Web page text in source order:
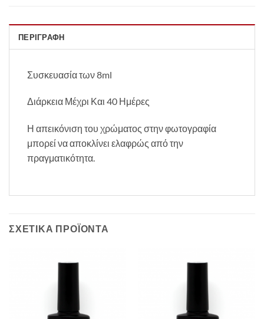
ΠΕΡΙΓΡΑΦΉ
Συσκευασία των 8ml
Διάρκεια Μέχρι Και 40 Ημέρες
Η απεικόνιση του χρώματος στην φωτογραφία
μπορεί να αποκλίνει ελαφρώς από την
πραγματικότητα.
ΣΧΕΤΙΚΆ ΠΡΟΪΌΝΤΑ